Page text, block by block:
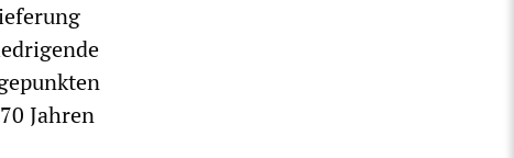
Jahren